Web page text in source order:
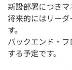
新設部署につきマ
将来的にはリー
す。
バックエンド・
する予定です。